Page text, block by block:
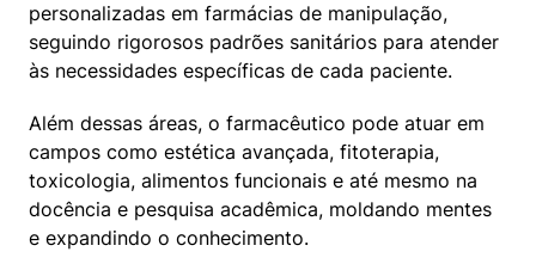
personalizadas em farmácias de manipulação,
seguindo rigorosos padrões sanitários para atender
às necessidades específicas de cada paciente.
Além dessas áreas, o farmacêutico pode atuar em
campos como estética avançada, fitoterapia,
toxicologia, alimentos funcionais e até mesmo na
docência e pesquisa acadêmica, moldando mentes
e expandindo o conhecimento.